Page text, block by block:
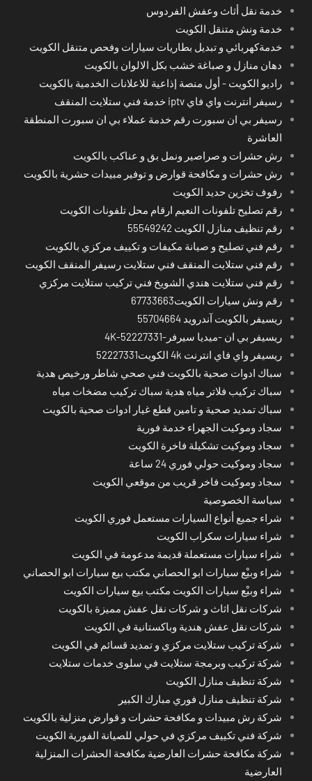
خدمة نقل أثاث وعفش الفردوس
خدمة ونش متنقل الكويت
خدمةكهربائي و تبديل بطاريات سيارات وفحص متنقل الكويت
دهان منازل و صباغة خشب بكل الالوان بالكويت
راديو الكويت - أول منصة إذاعية للاعلانات الخدمية بالكويت
رسيفر انترنت واي فاي iptv خدمة فني ستلايت المنقف
رسيفر بي ان سبورت رقم خدمة عملاء بي ان سبورت المنطقة
العاشرة
رش حشرات و صراصير ونمل بق و عناكب بالكويت
رش حشرات و مكافحة قوارض و توفير مبيدات حشرية بالكويت
رفوف تخزين حديد الكويت
رقم تصليح تلفونات النعيم ارقام محل تلفونات الكويت
رقم تنظيف منازل الكويت 55549242
رقم فني تصليح و صيانة مكيفات و تكييف مركزي بالكويت
رقم فني ستلايت المنقف فني ستلايت رسيفر المنقف الكويت
رقم فني ستلايت هندي الشويخ فني تركيب ستلايت مركزي
رقم ونش سيارات الكويت67733663
ريسيفر بالكويت آندرويد 55704664
ريسيفر بي ان -ميديا سيرفر-4K-52227331
ريسيفر واي فاي انترنت 4k الكويت52227331
سباك ادوات صحية بالكويت فني صحي شاطر ورخيص هدية
سباك تركيب فلاتر مياه هدية سباك تركيب مضخات مياه
سباك تمديد صحية و تامين قطع غيار ادوات صحية بالكويت
سجاد وموكيت الجهراء خدمة فورية
سجاد وموكيت تشكيلة فاخرة الكويت
سجاد وموكيت حولي فوري 24 ساعة
سجاد وموكيت فاخر قريب من موقعي الكويت
سياسة الخصوصية
شراء جميع أنواع السيارات مستعمل فوري الكويت
شراء سيارات سكراب الكويت
شراء سيارات مستعملة قديمة مدعومة في الكويت
شراء وبيْع سيارات ابو الحصاني مكتب بيع سيارات ابو الحصاني
شراء وبيْع سيارات الكويت مكتب بيع سيارات الكويت
شركات نقل اثاث و شركات نقل عفش مميزة بالكويت
شركات نقل عفش هندية وباكستانية في الكويت
شركة تركيب ستلايت مركزي و تمديد قسائم في الكويت
شركة تركيب وبرمجة ستلايت في سلوى خدمات ستلايت
شركة تنظيف منازل الكويت
شركة تنظيف منازل فوري مبارك الكبير
شركة رش مبيدات و مكافحة حشرات و قوارض منزلية بالكويت
شركة فني تكييف مركزي في حولي للصيانة الفورية الكويت
شركة مكافحة حشرات العارضية مكافحة الحشرات المنزلية
العارضية